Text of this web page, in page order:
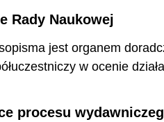
Rady Naukowej
jest organem
w ocenie
procesu